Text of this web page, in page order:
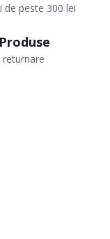
de peste 300 lei
returnare